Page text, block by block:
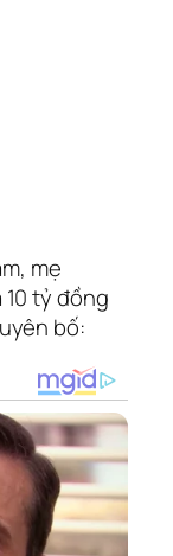
mẹ
10 tỷ đồng
bố: